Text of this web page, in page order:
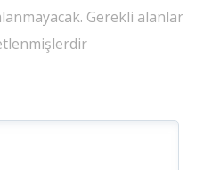
Gerekli alanlar